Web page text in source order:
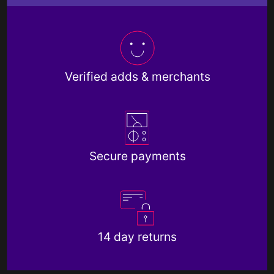
Verified adds & merchants
Secure payments
14 day returns